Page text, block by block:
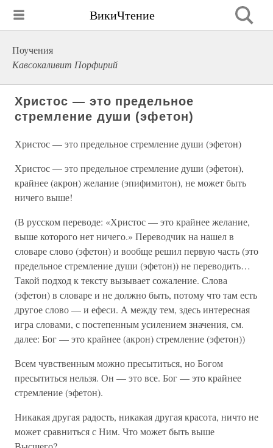
ВикиЧтение
Поучения
Кавсокаливит Порфирий
Христос — это предельное
стремление души (эфетон)
Христос — это предельное стремление души (эфетон)
Христос — это предельное стремление души (эфетон),
крайнее (акрон) желание (эпифимитон), не может быть
ничего выше!
(В русском переводе: «Христос — это крайнее желание,
выше которого нет ничего.» Переводчик на нашел в
словаре слово (эфетон) и вообще решил первую часть (это
предельное стремление души (эфетон)) не переводить…
Такой подход к тексту вызывает сожаление. Слова
(эфетон) в словаре и не должно быть, потому что там есть
другое слово — и ефеси. А между тем, здесь интересная
игра словами, с постепенным усилением значения, см.
далее: Бог — это крайнее (акрон) стремление (эфетон))
Всем чувственным можно пресытиться, но Богом
пресытиться нельзя. Он — это все. Бог — это крайнее
стремление (эфетон).
Никакая другая радость, никакая другая красота, ничто не
может сравниться с Ним. Что может быть выше